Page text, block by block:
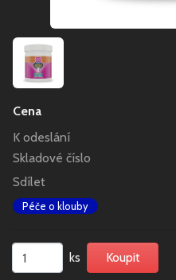
Cena
K odeslání
Skladové číslo
Sdílet
Péče o klouby
ks